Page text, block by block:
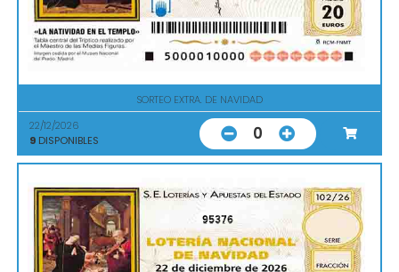
SORTEO EXTRA. DE NAVIDAD
22/12/2026
9 DISPONIBLES 0
95376